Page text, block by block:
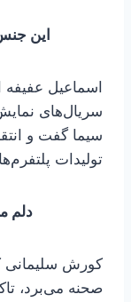
این
اسماعیل
سریال‌های
سیما گفت و
تولیدات
دلم
کورش سلیمانی
صحنه می‌برد،